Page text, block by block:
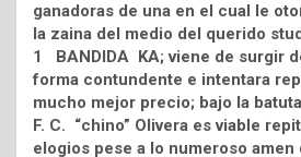
ganadoras de una en el cual le
la zaina del medio del querido
1 BANDIDA KA; viene de surgir
forma contundente e intentara
mucho mejor precio; bajo la
F. C. “chino” Olivera es viable
elogios pese a lo numeroso